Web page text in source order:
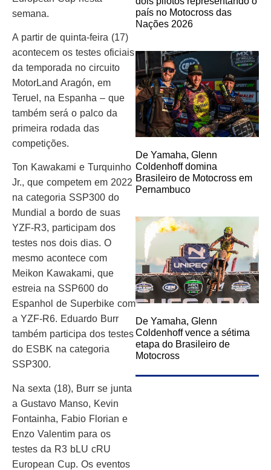
semana.
A partir de quinta-feira (17)
acontecem os testes oficiais
da temporada no circuito
MotorLand Aragón, em
Teruel, na Espanha – que
também será o palco da
primeira rodada das
competições.
Ton Kawakami e Turquinho
Jr., que competem em 2022
na categoria SSP300 do
Mundial a bordo de suas
YZF-R3, participam dos
testes nos dois dias. O
mesmo acontece com
Meikon Kawakami, que
estreia na SSP600 do
Espanhol de Superbike com
a YZF-R6. Eduardo Burr
também participa dos testes
do ESBK na categoria
SSP300.
Na sexta (18), Burr se junta
a Gustavo Manso, Kevin
Fontainha, Fabio Florian e
Enzo Valentim para os
testes da R3 bLU cRU
European Cup. Os eventos
país no Motocross das
Nações 2026
De Yamaha, Glenn
Coldenhoff domina
Brasileiro de Motocross em
Pernambuco
De Yamaha, Glenn
Coldenhoff vence a sétima
etapa do Brasileiro de
Motocross